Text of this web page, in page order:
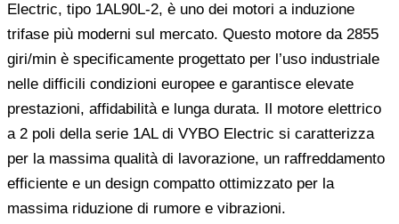
Electric, tipo 1AL90L-2, è uno dei motori a induzione
trifase più moderni sul mercato. Questo motore da 2855
giri/min è specificamente progettato per l’uso industriale
nelle difficili condizioni europee e garantisce elevate
prestazioni, affidabilità e lunga durata. Il motore elettrico
a 2 poli della serie 1AL di VYBO Electric si caratterizza
per la massima qualità di lavorazione, un raffreddamento
efficiente e un design compatto ottimizzato per la
massima riduzione di rumore e vibrazioni.